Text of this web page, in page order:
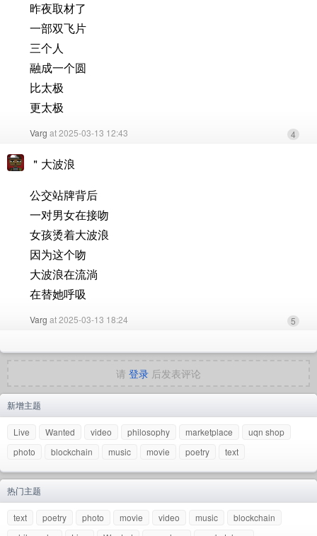
昨夜取材了
一部双飞片
三个人
融成一个圆
比太极
更太极
Varg at 2025-03-13 12:43 4
＂大波浪
公交站牌背后
一对男女在接吻
女孩烫着大波浪
因为这个吻
大波浪在流淌
在替她呼吸
Varg at 2025-03-13 18:24 5
请 登录 后发表评论
新增主题
Live Wanted video philosophy marketplace
uqn shop
photo
blockchain music movie poetry text
热门主题
text poetry photo movie video music
blockchain